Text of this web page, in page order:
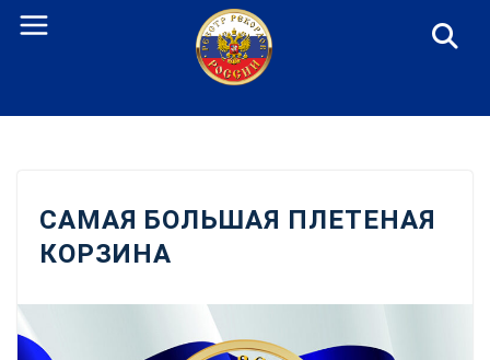
Перейти
САМАЯ БОЛЬШАЯ ПЛЕТЕНАЯ
КОРЗИНА